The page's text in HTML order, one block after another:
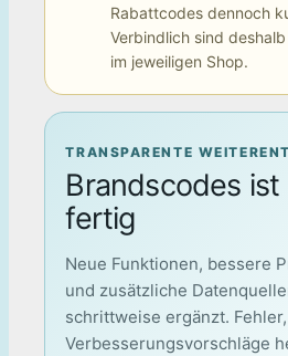
Rabattcodes dennoch
Verbindlich sind
im jeweiligen Shop.
TRANSPARENTE
Brandscodes
fertig
Neue Funktionen, bessere
und zusätzliche
schrittweise ergänzt.
Verbesserungsvorschläge